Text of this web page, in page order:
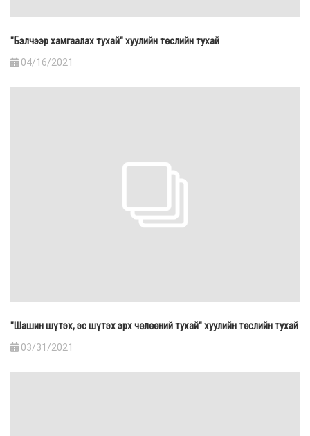
"Бэлчээр хамгаалах тухай" хуулийн төслийн тухай
04/16/2021
"Шашин шүтэх, эс шүтэх эрх чөлөөний тухай" хуулийн төслийн тухай
03/31/2021